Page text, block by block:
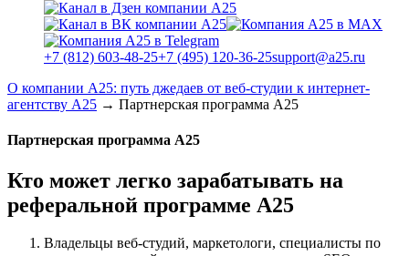
+7 (812) 603-48-25+7 (495) 120-36-25support@a25.ru
О компании А25: путь джедаев от веб-студии к интернет-
агентству А25 → Партнерская программа А25
Партнерская программа А25
Кто может легко зарабатывать на
реферальной программе А25
Владельцы веб-студий, маркетологи, специалисты по